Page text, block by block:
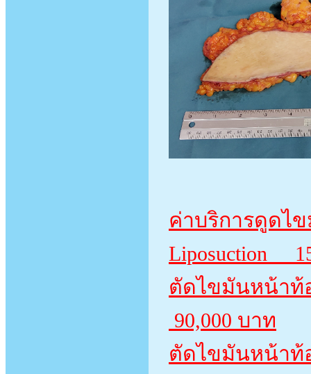
ค่าบริการดูดไข
Liposuction
ตัดไขมันห
90,000 บาท
ตัดไขมันหน้าท้